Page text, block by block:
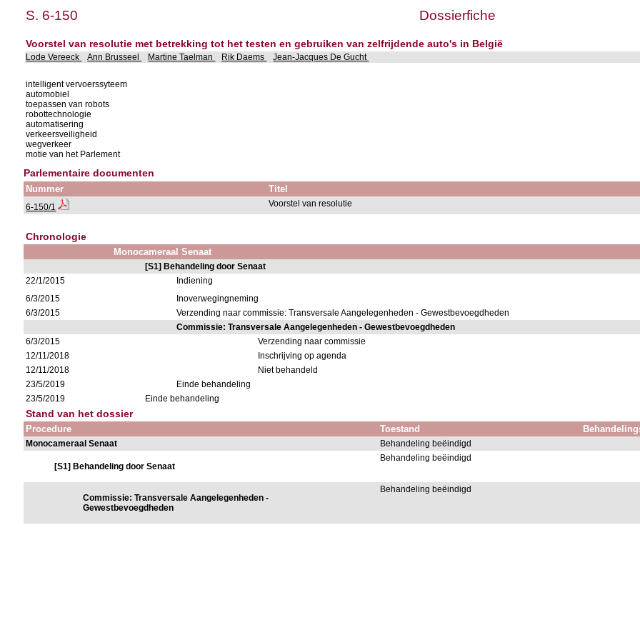
S. 6-150 Dossierfiche
Voorstel van resolutie met betrekking tot het testen en gebruiken van zelfrijdende auto's in België
Lode Vereeck Ann Brusseel Martine Taelman Rik Daems Jean-Jacques De Gucht
intelligent vervoerssyteem
automobiel
toepassen van robots
robottechnologie
automatisering
verkeersveiligheid
wegverkeer
motie van het Parlement
Parlementaire documenten
Nummer Titel
6-150/1 Voorstel van resolutie
Chronologie
Monocameraal Senaat
[S1] Behandeling door Senaat
22/1/2015
Indiening
6/3/2015
Inoverwegingneming
6/3/2015
Verzending naar commissie: Transversale Aangelegenheden - Gewestbevoegdheden
Commissie: Transversale Aangelegenheden - Gewestbevoegdheden
6/3/2015
Verzending naar commissie
12/11/2018
Inschrijving op agenda
12/11/2018
Niet behandeld
23/5/2019
Einde behandeling
23/5/2019
Einde behandeling
Stand van het dossier
Procedure Toestand
Monocameraal Senaat Behandeling beëindigd
[S1] Behandeling door Senaat
Behandeling beëindigd
Commissie: Transversale Aangelegenheden -
Gewestbevoegdheden
Behandeling beëindigd